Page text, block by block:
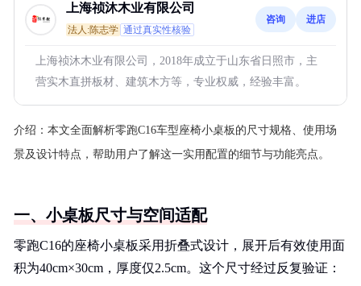
上海祯沐木业有限公司
法人:陈志学 通过真实性核验
咨询 进店
上海祯沐木业有限公司，2018年成立于山东省日照市，主
营实木直拼板材、建筑木方等，专业权威，经验丰富。
介绍： 本文全面解析零跑C16车型座椅小桌板的尺寸规格、使用场
景及设计特点，帮助用户了解这一实用配置的细节与功能亮点。
一、小桌板尺寸与空间适配
零跑C16的座椅小桌板采用折叠式设计，展开后有效使用面
积为40cm×30cm，厚度仅2.5cm。这个尺寸经过反复验证：